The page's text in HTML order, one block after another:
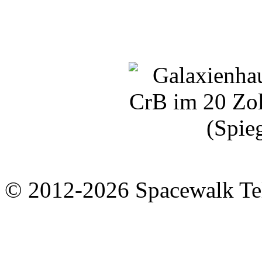
© 2012-2026 Spacewalk